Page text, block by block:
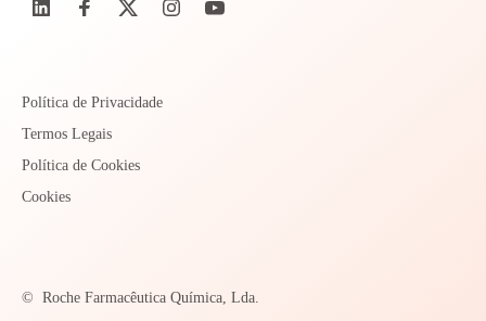
Política de Privacidade
Termos Legais
Política de Cookies
Cookies
© Roche Farmacêutica Química, Lda.